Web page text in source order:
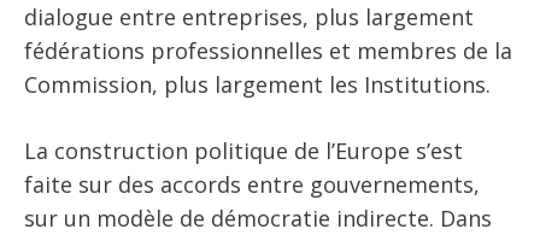
dialogue entre entreprises, plus largement
fédérations professionnelles et membres de la
Commission, plus largement les Institutions.
La construction politique de l’Europe s’est
faite sur des accords entre gouvernements,
sur un modèle de démocratie indirecte. Dans